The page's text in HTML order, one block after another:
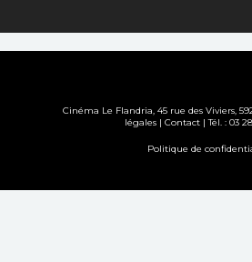
Cinéma Le Flandria, 45 rue des Viviers,
légales| Contact| Tél. : 03
Politique de